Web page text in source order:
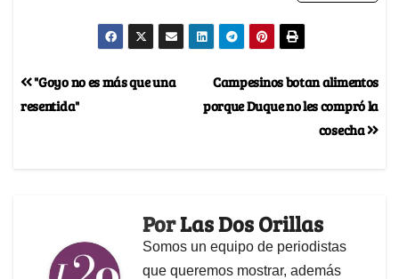
Campesinos botan alimentos
porque Duque no les compró la
cosecha
"Goyo no es más que una
resentida"
PorLas Dos Orillas
Somos un equipo de periodistas
que queremos mostrar, además